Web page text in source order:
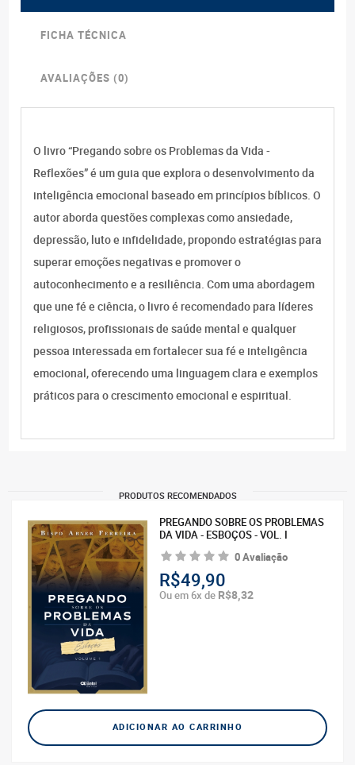
FICHA TÉCNICA
AVALIAÇÕES (0)
O livro “Pregando sobre os Problemas da Vida -
Reflexões” é um guia que explora o desenvolvimento da
inteligência emocional baseado em princípios bíblicos. O
autor aborda questões complexas como ansiedade,
depressão, luto e infidelidade, propondo estratégias para
superar emoções negativas e promover o
autoconhecimento e a resiliência. Com uma abordagem
que une fé e ciência, o livro é recomendado para líderes
religiosos, profissionais de saúde mental e qualquer
pessoa interessada em fortalecer sua fé e inteligência
emocional, oferecendo uma linguagem clara e exemplos
práticos para o crescimento emocional e espiritual.
PRODUTOS RECOMENDADOS
PREGANDO SOBRE OS PROBLEMAS
DA VIDA - ESBOÇOS - VOL. I
0 Avaliação
R$49,90
Ou em 6x de R$8,32
ADICIONAR AO CARRINHO